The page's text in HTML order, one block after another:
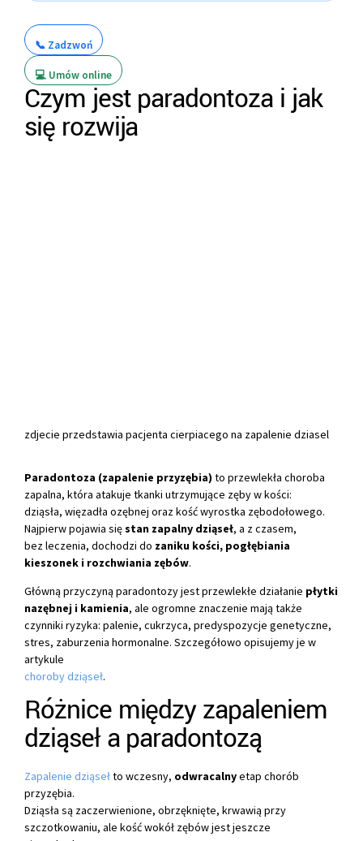
📞 Zadzwoń
💻 Umów online
Czym jest paradontoza i jak
się rozwija
zdjecie przedstawia pacjenta cierpiacego na zapalenie dziasel
Paradontoza (zapalenie przyzębia) to przewlekła choroba
zapalna, która atakuje tkanki utrzymujące zęby w kości:
dziąsła, więzadła ozębnej oraz kość wyrostka zębodołowego.
Najpierw pojawia sięstan zapalny dziąseł, a z czasem,
bez leczenia, dochodzi do zaniku kości, pogłębiania
kieszonek i rozchwiania zębów.
Główną przyczyną paradontozy jest przewlekłe działanie płytki
nazębnej i kamienia, ale ogromne znaczenie mają także
czynniki ryzyka: palenie, cukrzyca, predyspozycje genetyczne,
stres, zaburzenia hormonalne. Szczegółowo opisujemy je w
artykule
choroby dziąseł.
Różnice między zapaleniem
dziąseł a paradontozą
Zapalenie dziąsełto wczesny, odwracalnyetap chorób
przyzębia.
Dziąsła są zaczerwienione, obrzęknięte, krwawią przy
szczotkowaniu, ale kość wokół zębów jest jeszcze